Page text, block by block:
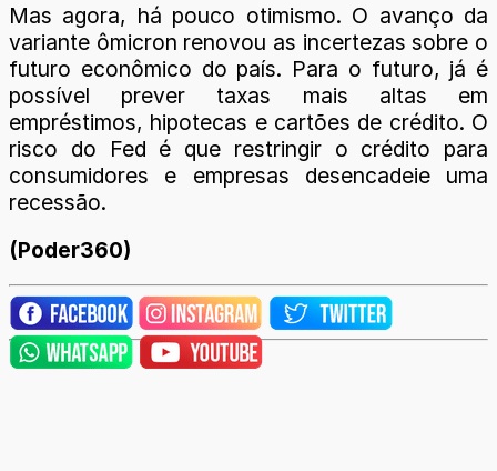
Mas agora, há pouco otimismo. O avanço da
variante ômicron renovou as incertezas sobre o
futuro econômico do país. Para o futuro, já é
possível prever taxas mais altas em
empréstimos, hipotecas e cartões de crédito. O
risco do Fed é que restringir o crédito para
consumidores e empresas desencadeie uma
recessão.
(Poder360)